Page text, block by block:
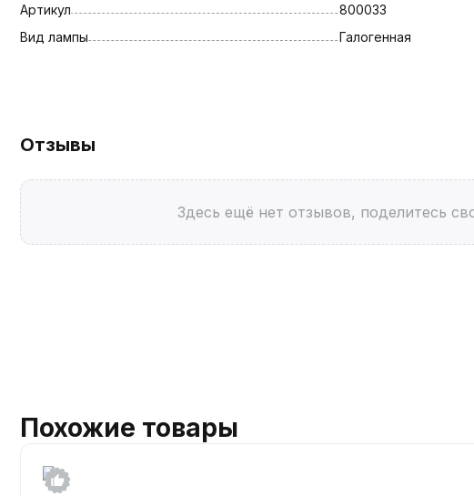
Артикул
800033
Вид лампы
Галогенная
Отзывы
Здесь ещё нет отзывов, поделитесь
Похожие товары